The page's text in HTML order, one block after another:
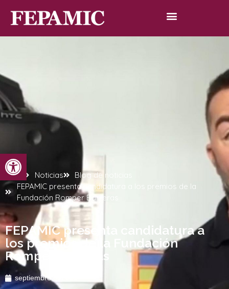
Abrir barra de herramientas
Inicio Noticias
Blog de noticias
FEPAMIC presenta candidatura a los premios de la
Fundación Romper Barreras
FEPAMIC presenta candidatura a
los premios de la Fundación
Romper Barreras
septiembre 9, 2021